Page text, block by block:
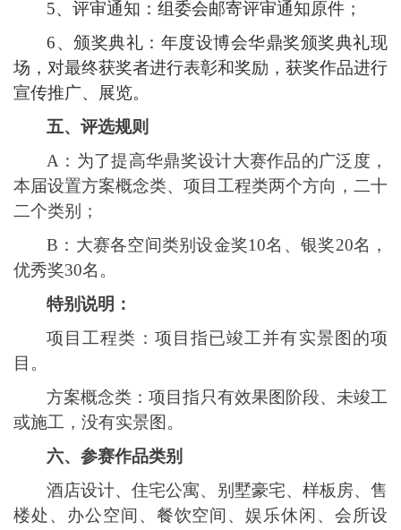
5、 评审通知：组委会邮寄评审通知原件；
6、颁奖典礼：年度设博会华鼎奖颁奖典礼现
场，对最终获奖者进行表彰和奖励，获奖作品进行
宣传推广、展览。
五、评选规则
A： 为了提高华鼎奖设计大赛作品的广泛度 ，
本届设置方案概念类、项目 工程类两个方向 ，二十
二个类别
；
B： 大赛各空间类别设金奖10名、 银奖20名 ，
优秀奖30名 。
特别说明：
项目 工程类 ： 项目指已竣工并有实景图的项
目 。
方案概念类 ：项目指只有效果图阶段、未竣工
或施工，没有实景图。
六、 参赛作品类别
酒店设计、住宅公寓、别墅豪宅、样板房、售
楼处、办公空间、餐饮空间、娱乐休闲、会所设